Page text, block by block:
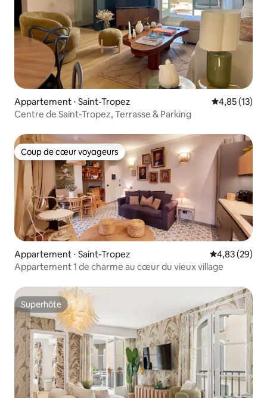
Appartement ⋅ Saint-Tropez Évaluation
4,85 (13)
Centre de Saint-Tropez, Terrasse & Parking
Coup de cœur voyageurs
Coup de cœur voyageurs
Appartement ⋅ Saint-Tropez Évaluation
4,83 (29)
Appartement 1 de charme au cœur du vieux village
Superhôte
Superhôte